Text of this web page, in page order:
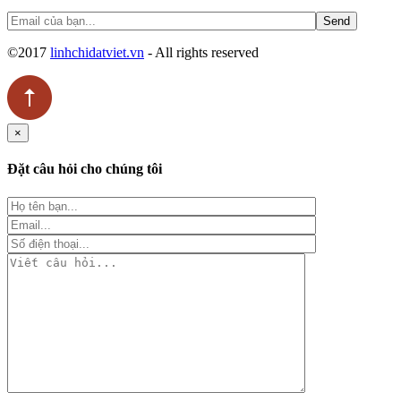
©2017 linhchidatviet.vn - All rights reserved
×
Đặt câu hỏi cho chúng tôi